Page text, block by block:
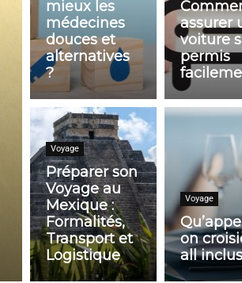
mieux les
médecines
douces et
alternatives
?
assurer
voiture
permis
Voyage
Préparer son
Voyage au
Mexique :
Formalités,
Transport et
Logistique
Voyage
on
all